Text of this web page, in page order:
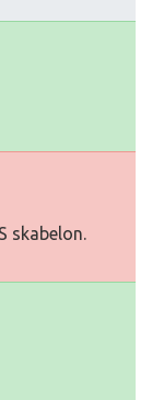
skabelon.